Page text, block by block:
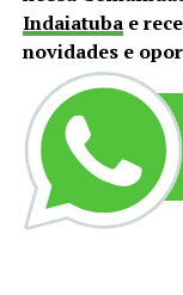
Indaiatubae
novidades e